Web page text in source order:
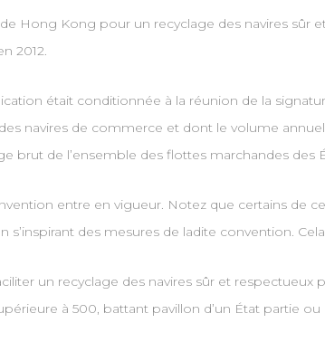
Hong Kong pour un recyclage des navires sûr
2012.
était conditionnée à la réunion de la
navires de commerce et dont le volume
brut de l’ensemble des flottes marchandes des
entre en vigueur. Notez que certains de
s’inspirant des mesures de ladite convention.
un recyclage des navires sûr et respectueux
à 500, battant pavillon d’un État partie